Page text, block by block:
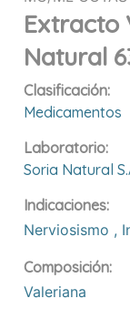
Extracto
Natural
Clasificación:
Medicamentos
Laboratorio:
Soria Natural
Indicaciones:
Nerviosismo ,
Composición:
Valeriana